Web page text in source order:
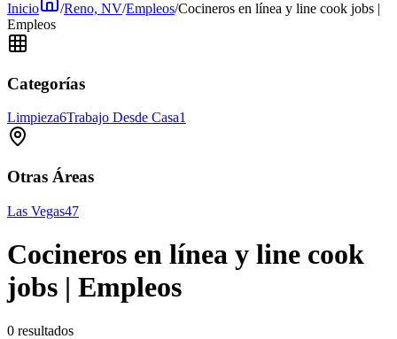
Inicio /Reno, NV/Empleos/Cocineros en línea y line cook jobs |
Empleos
Categorías
Limpieza6Trabajo Desde Casa1
Otras Áreas
Las Vegas47
Cocineros en línea y line cook
jobs | Empleos
0 resultados